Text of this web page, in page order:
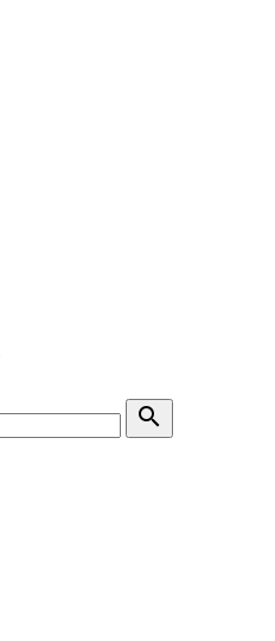
search